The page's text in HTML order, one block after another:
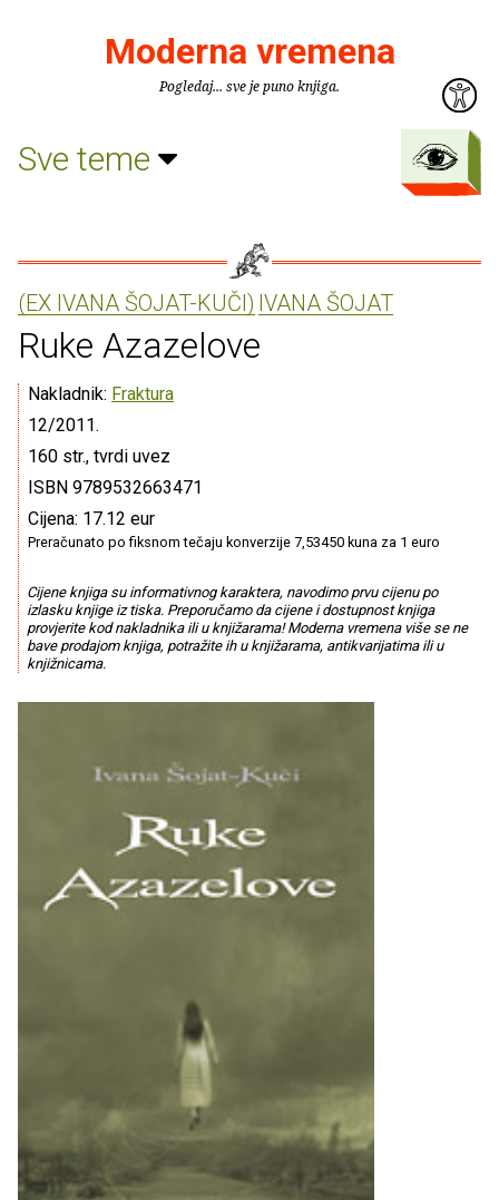
Moderna vremena
Pogledaj... sve je puno knjiga.
Sve teme
(EX IVANA ŠOJAT-KUČI) IVANA ŠOJAT
Ruke Azazelove
Nakladnik: Fraktura
12/2011.
160 str., tvrdi uvez
ISBN 9789532663471
Cijena: 17.12 eur
Preračunato po fiksnom tečaju konverzije 7,53450 kuna za 1 euro
Cijene knjiga su informativnog karaktera, navodimo prvu cijenu po
izlasku knjige iz tiska. Preporučamo da cijene i dostupnost knjiga
provjerite kod nakladnika ili u knjižarama! Moderna vremena više se ne
bave prodajom knjiga, potražite ih u knjižarama, antikvarijatima ili u
knjižnicama.